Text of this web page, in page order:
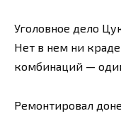
Уголовное дело
Нет в нем ни
комбинаций —
Ремонтировал